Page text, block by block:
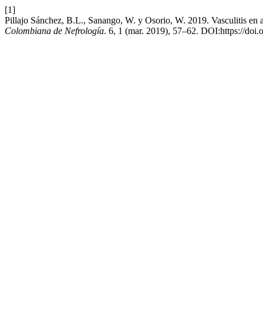
[1]
Pillajo Sánchez, B.L., Sanango, W. y Osorio, W. 2019. Vasculitis
Colombiana de Nefrología. 6, 1 (mar. 2019), 57–62. DOI:https://